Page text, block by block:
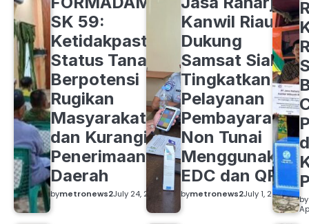
SK 59:
Ketidakpastian
Status Tanah
Berpotensi
Rugikan
Masyarakat
dan Kurangi
Penerimaan
Daerah
bymetronews2July 24, 2026
Kanwil Riau
Dukung
Samsat Siak
Tingkatkan
Pelayanan
Pembayaran
Non Tunai
Menggunakan
EDC dan QRIS
bymetronews2July 1, 2026 by